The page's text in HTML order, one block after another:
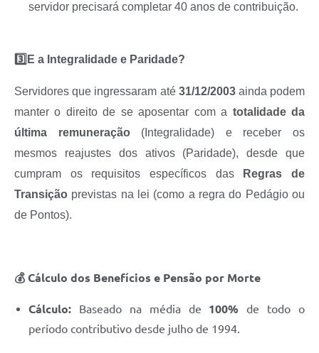
servidor precisará completar 40 anos de contribuição.
3️⃣E a Integralidade e Paridade?
Servidores que ingressaram até 31/12/2003ainda podem
manter o direito de se aposentar com a totalidade da
última remuneração(Integralidade) e receber os
mesmos reajustes dos ativos (Paridade), desde que
cumpram os requisitos específicos das
Regras de
Transição previstas na lei (como a regra do Pedágio ou
de Pontos).
💰 Cálculo dos Benefícios e Pensão por Morte
Cálculo: Baseado na média de 100% de todo o
período contributivo desde julho de 1994.